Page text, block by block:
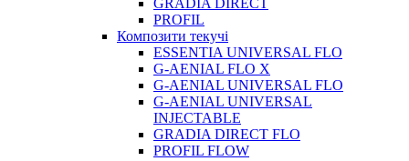
PROFIL
Композити текучі
ESSENTIA UNIVERSAL FLO
G-AENIAL FLO X
G-AENIAL UNIVERSAL FLO
G-AENIAL UNIVERSAL
INJECTABLE
GRADIA DIRECT FLO
PROFIL FLOW